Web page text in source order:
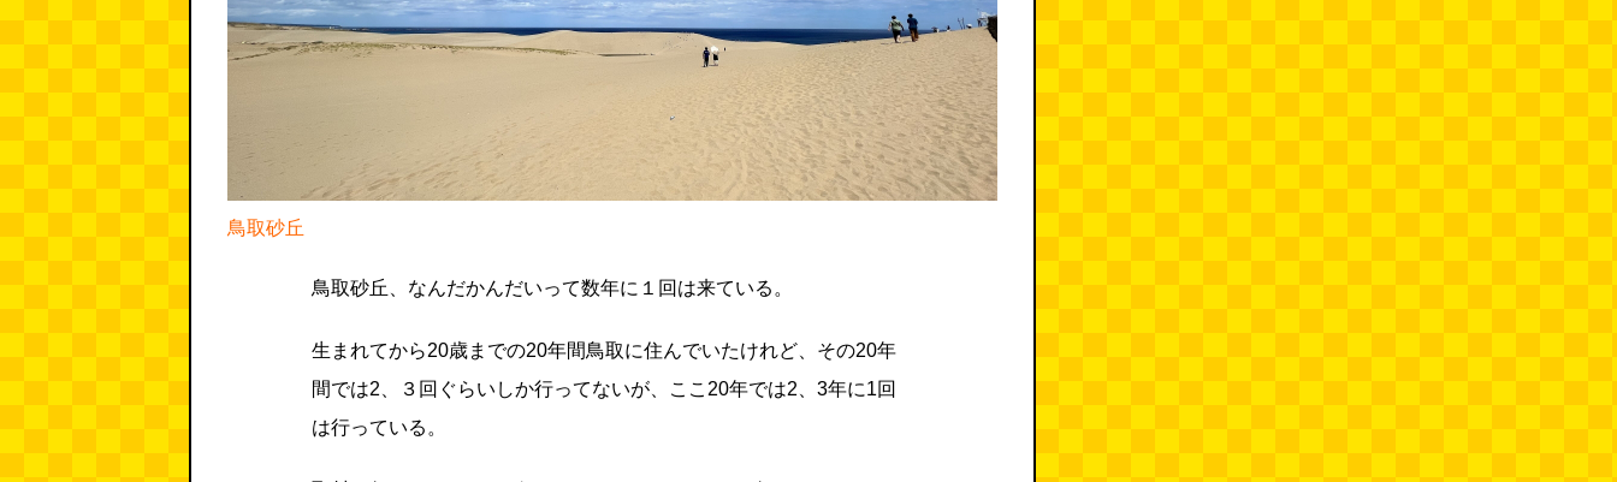
鳥取砂丘
鳥取砂丘、なんだかんだいって数年に１回は来ている。
生まれてから20歳までの20年間鳥取に住んでいたけれど、その20年
間では2、３回ぐらいしか行ってないが、ここ20年では2、3年に1回
は行っている。